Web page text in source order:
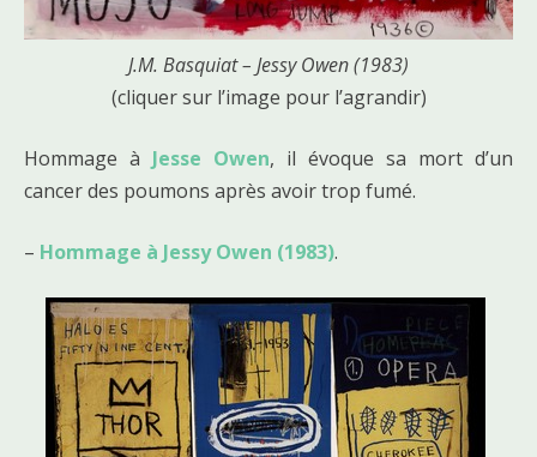
J.M. Basquiat – Jessy Owen (1983)
(cliquer sur l’image pour l’agrandir)
Hommage à Jesse Owen, il évoque sa mort d’un
cancer des poumons après avoir trop fumé.
– Hommage à Jessy Owen (1983).